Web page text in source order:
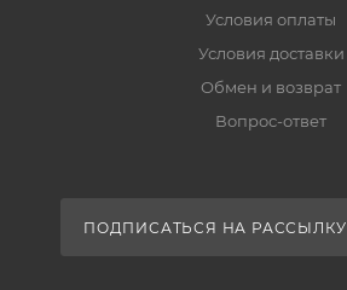
Условия оплаты
Условия доставки
Обмен и возврат
Вопрос-ответ
ПОДПИСАТЬСЯ НА РАССЫЛКУ